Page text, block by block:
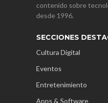
contenido sobre
desde 1996.
SECCIONES
Cultura Digital
Eventos
Entretenimiento
Apps & Software